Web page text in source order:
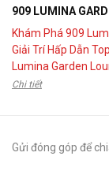
Khám Phá 909
Giải Trí Hấp Dẫn
Lumina Garden
Lumina Garden
Chi tiết
Gửi đóng góp để